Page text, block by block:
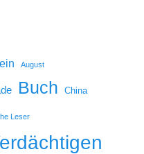
August
Buch China
Leser